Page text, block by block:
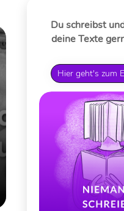
Du schreibst
deine Texte
Hier geht's zum